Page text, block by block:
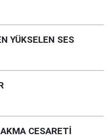
YÜKSELEN SES
CESARETİ